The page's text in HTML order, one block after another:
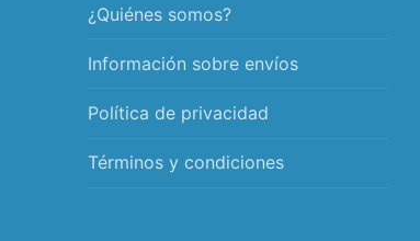
¿Quiénes somos?
Información sobre envíos
Política de privacidad
Términos y condiciones